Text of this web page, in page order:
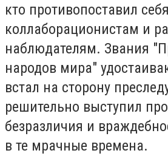
кто противопоставил
коллаборационистам и
наблюдателям. Звания
народов мира"
встал на сторону
решительно выступил
безразличия и
в те мрачные времена.